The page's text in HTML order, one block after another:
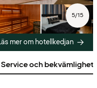
5/15
mer om hotellkedjan
Service och